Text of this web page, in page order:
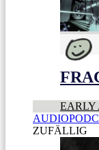
EARLY
ZUFÄLLIG